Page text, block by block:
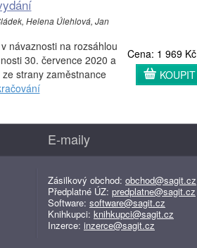
Helena Úlehlová, Jan
návaznosti na rozsáhlou
30. července 2020 a
strany zaměstnance
Cena: 1 969 Kč
KOUPIT
E-maily
Zásilkový obchod: obchod@sagit.cz
Předplatné ÚZ: predplatne@sagit.cz
Software: software@sagit.cz
Knihkupci: knihkupci@sagit.cz
Inzerce: inzerce@sagit.cz